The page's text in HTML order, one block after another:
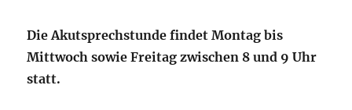
Die Akutsprechstunde findet Montag bis
Mittwoch sowie Freitag zwischen 8 und 9 Uhr
statt.